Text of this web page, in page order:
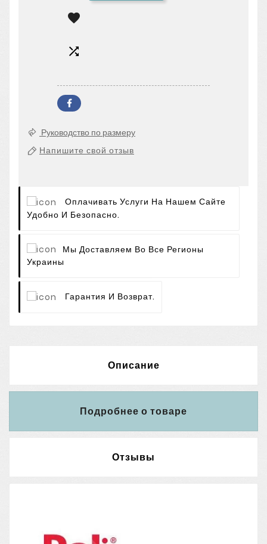


Руководство по размеру
Напишите свой отзыв
Оплачивать Услуги На Нашем Сайте
Удобно И Безопасно.
Мы Доставляем Во Все Регионы
Украины
Гарантия И Возврат.
Описание
Подробнее о товаре
Отзывы